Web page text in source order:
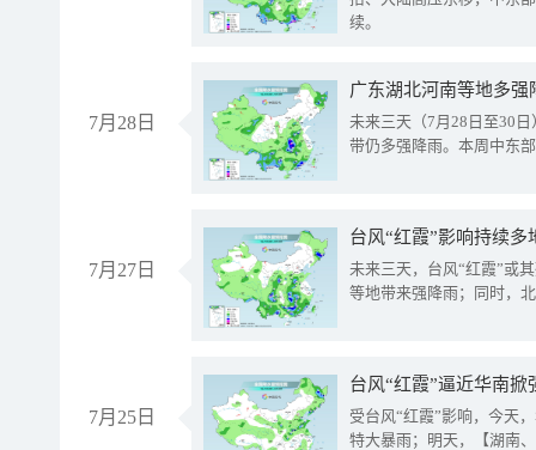
续。
7月28日
广东湖北河南等地多
未来三天（7月28日至30
带仍多强降雨。本周中东
7月27日
台风“红霞”影响持续
未来三天，台风“红霞”或
等地带来强降雨；同时，
7月25日
台风“红霞”逼近华南
受台风“红霞”影响，今天
特大暴雨；明天，【湖南